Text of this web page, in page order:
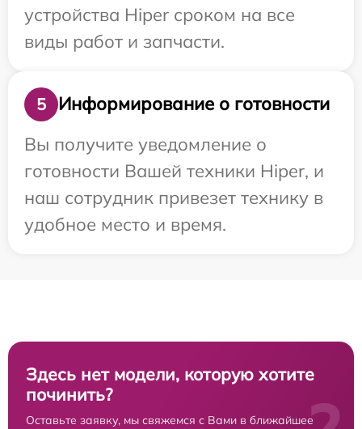
устройства Hiper сроком на все
виды работ и запчасти.
5
Информирование о готовности
Вы получите уведомление о
готовности Вашей техники Hiper, и
наш сотрудник привезет технику в
удобное место и время.
Здесь нет модели, которую хотите
починить?
Оставьте заявку, мы свяжемся с Вами в ближайшее